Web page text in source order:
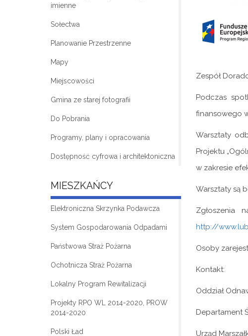
imienne
Sołectwa
Planowanie Przestrzenne
Mapy
Miejscowości
Gmina ze starej fotografii
Do Pobrania
Programy, plany i opracowania
Dostępność cyfrowa i architektoniczna
MIESZKAŃCY
Elektroniczna Skrzynka Podawcza
System Gospodarowania Odpadami
Państwowa Straż Pożarna
Ochotnicza Straż Pożarna
Lokalny Program Rewitalizacji
Projekty RPO WL 2014-2020, PROW
2014-2020
Polski Ład
Zespół
Podczas
finansowego
Warsztaty
Projektu
w zakresie
Warsztaty są
Zgłoszenia
http://
Osoby
Kontakt:
Oddział
Departament
Urząd